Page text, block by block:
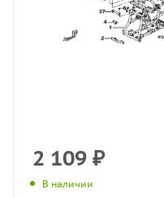
2 109 ₽
В наличии